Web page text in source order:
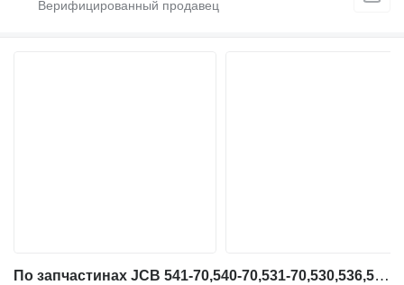
По запчастинах JCB 541-70,540-70,531-70,530,536,535 Jcb для телескопического погрузчика